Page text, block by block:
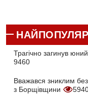
Трагічно загинув
9460
Вважався зниклим
з Борщівщини